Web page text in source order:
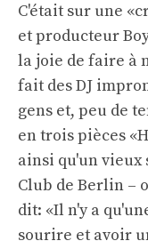
C'était sur une
et producteur
la joie de faire à
fait des DJ
gens et, peu de
en trois pièces
ainsi qu'un
Club de Berlin –
dit: «Il n'y a
sourire et avoir